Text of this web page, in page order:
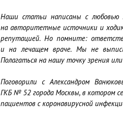
Наши статьи написаны с любовью
на авторитетные источники и
репутацией. Но помните:
и на лечащем враче. Мы не
Полагаться на нашу точку зрения
Поговорили с Александром
ГКБ № 52 города Москвы, в котором
пациентов с коронавирусной